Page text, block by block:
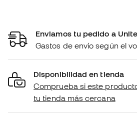
Enviamos tu pedido a
Gastos de envío según el
Disponibilidad en tienda
Comprueba si este
tu tienda más cercana